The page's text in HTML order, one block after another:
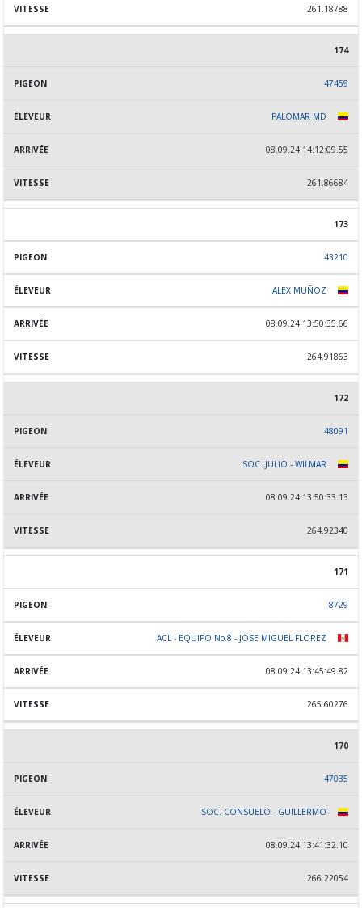
261.18788
174
47459
PALOMAR MD
08.09.24 14:12:09.55
261.86684
173
43210
ALEX MUÑOZ
08.09.24 13:50:35.66
264.91863
172
48091
SOC. JULIO - WILMAR
08.09.24 13:50:33.13
264.92340
171
8729
ACL - EQUIPO No.8 - JOSE MIGUEL FLOREZ
08.09.24 13:45:49.82
265.60276
170
47035
SOC. CONSUELO - GUILLERMO
08.09.24 13:41:32.10
266.22054